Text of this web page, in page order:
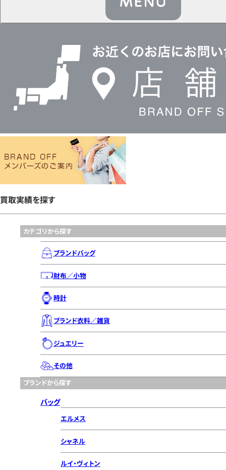
買取実績を探す
カテゴリから探す
ブランドバッグ
財布／小物
時計
ブランド衣料／雑貨
ジュエリー
その他
ブランドから探す
バッグ
エルメス
シャネル
ルイ・ヴィトン